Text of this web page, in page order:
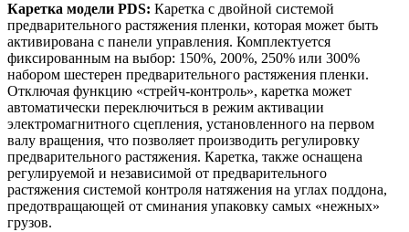
Каретка модели PDS: Каретка с двойной системой
предварительного растяжения пленки, которая может быть
активирована с панели управления. Комплектуется
фиксированным на выбор: 150%, 200%, 250% или 300%
набором шестерен предварительного растяжения пленки.
Отключая функцию «стрейч-контроль», каретка может
автоматически переключиться в режим активации
электромагнитного сцепления, установленного на первом
валу вращения, что позволяет производить регулировку
предварительного растяжения. Каретка, также оснащена
регулируемой и независимой от предварительного
растяжения системой контроля натяжения на углах поддона,
предотвращающей от сминания упаковку самых «нежных»
грузов.